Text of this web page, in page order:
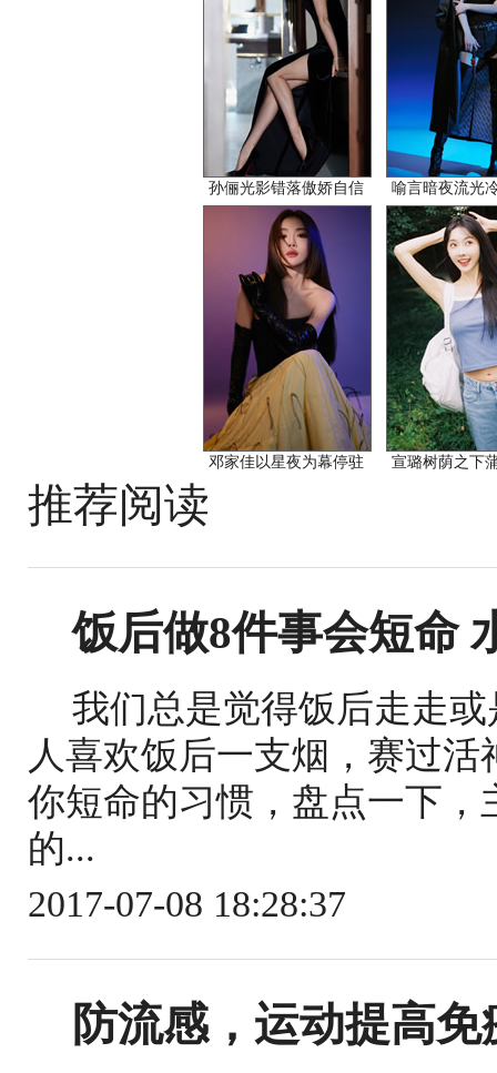
孙俪光影错落傲娇自信 喻言暗夜流光
邓家佳以星夜为幕停驻 宣璐树荫之下
推荐阅读
饭后做8件事会短命
我们总是觉得饭后走走
人喜欢饭后一支烟，赛过
你短命的习惯，盘点一下，
的...
2017-07-08 18:28:37
防流感，运动提高免